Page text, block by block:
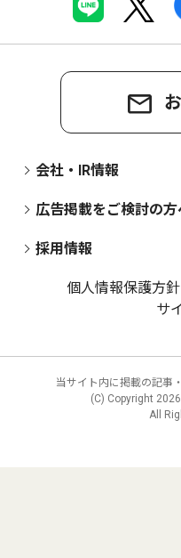
会社・IR情報
広告掲載をご検討の方
採用情報
個人情報保護方針
サ
当サイト内に掲載の記事
(C) Copyright 2026
All